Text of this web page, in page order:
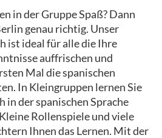
in der Gruppe Spaß? Dann
genau richtig. Unser
ist ideal für alle die Ihre
auffrischen und
Mal die spanischen
In Kleingruppen lernen Sie
der spanischen Sprache
Rollenspiele und viele
Ihnen das Lernen. Mit der